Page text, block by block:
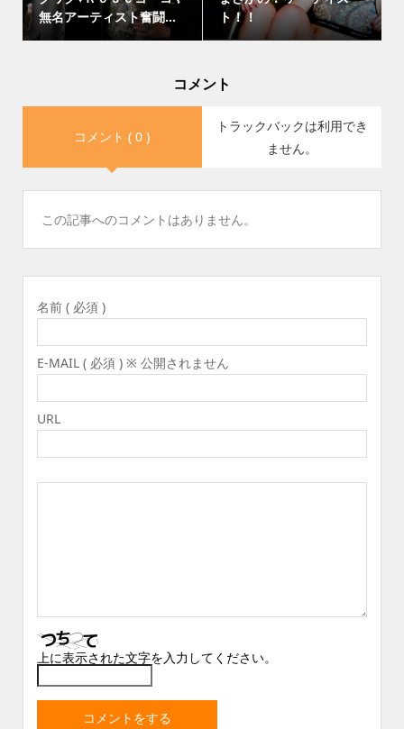
無名アーティスト奮闘...
ト！！
コメント
コメント ( 0 )
トラックバックは利用でき
ません。
この記事へのコメントはありません。
名前 ( 必須 )
E-MAIL ( 必須 ) ※ 公開されません
URL
上に表示された文字を入力してください。